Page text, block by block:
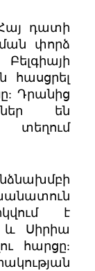
դատի
փորձ
հասցրել
Դրանից
են
տեղում
է
և Սիրիա
հարցը: